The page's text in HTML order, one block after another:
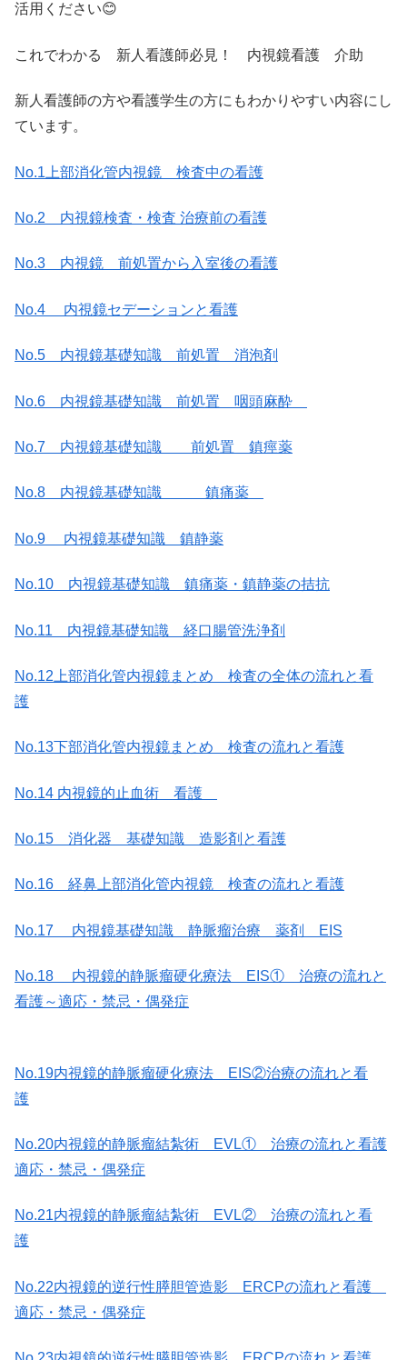
活用ください😊
これでわかる 新人看護師必見！ 内視鏡看護 介助
新人看護師の方や看護学生の方にもわかりやすい内容にし
ています。
No.1上部消化管内視鏡 検査中の看護
No.2 内視鏡検査・検査 治療前の看護
No.3 内視鏡 前処置から入室後の看護
No.4 内視鏡セデーションと看護
No.5 内視鏡基礎知識 前処置 消泡剤
No.6 内視鏡基礎知識 前処置 咽頭麻酔
No.7 内視鏡基礎知識 前処置 鎮痙薬
No.8 内視鏡基礎知識 鎮痛薬
No.9 内視鏡基礎知識 鎮静薬
No.10 内視鏡基礎知識 鎮痛薬・鎮静薬の拮抗
No.11 内視鏡基礎知識 経口腸管洗浄剤
No.12上部消化管内視鏡まとめ 検査の全体の流れと看
護
No.13下部消化管内視鏡まとめ 検査の流れと看護
No.14 内視鏡的止血術 看護
No.15 消化器 基礎知識 造影剤と看護
No.16 経鼻上部消化管内視鏡 検査の流れと看護
No.17 内視鏡基礎知識 静脈瘤治療 薬剤 EIS
No.18 内視鏡的静脈瘤硬化療法 EIS① 治療の流れと
看護～適応・禁忌・偶発症
No.19内視鏡的静脈瘤硬化療法 EIS②治療の流れと看
護
No.20内視鏡的静脈瘤結紮術 EVL① 治療の流れと看護
適応・禁忌・偶発症
No.21内視鏡的静脈瘤結紮術 EVL② 治療の流れと看
護
No.22内視鏡的逆行性膵胆管造影 ERCPの流れと看護
適応・禁忌・偶発症